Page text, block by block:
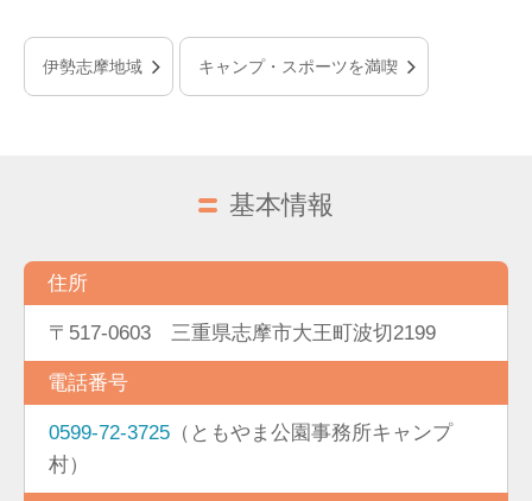
伊勢志摩地域 キャンプ・スポーツを満喫
基本情報
住所
〒517-0603 三重県志摩市大王町波切2199
電話番号
0599-72-3725 （ともやま公園事務所キャンプ
村）